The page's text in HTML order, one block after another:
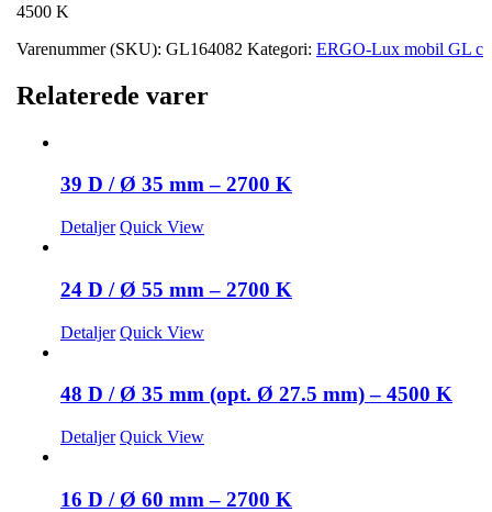
4500 K
Varenummer (SKU): GL164082 Kategori: ERGO-Lux mobil GL c
Relaterede varer
39 D / Ø 35 mm – 2700 K
Detaljer Quick View
24 D / Ø 55 mm – 2700 K
Detaljer Quick View
48 D / Ø 35 mm (opt. Ø 27.5 mm) – 4500 K
Detaljer Quick View
16 D / Ø 60 mm – 2700 K